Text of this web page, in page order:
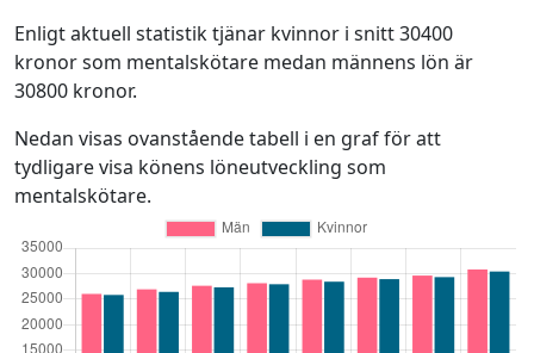
Enligt aktuell statistik tjänar kvinnor i snitt 30400
kronor som mentalskötare medan männens lön är
30800 kronor.
Nedan visas ovanstående tabell i en graf för att
tydligare visa könens löneutveckling som
mentalskötare.